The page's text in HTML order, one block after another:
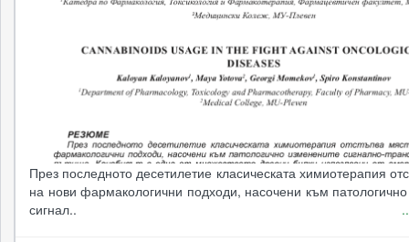
През последното десетилетие класическата химиотерапия
на нови фармакологични подходи, насочени към
сигнал..